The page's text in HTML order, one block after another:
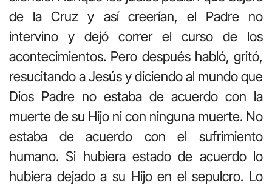
de la Cruz y así creerían, el Padre no
intervino y dejó correr el curso de los
acontecimientos. Pero después habló, gritó,
resucitando a Jesús y diciendo al mundo que
Dios Padre no estaba de acuerdo con la
muerte de su Hijo ni con ninguna muerte. No
estaba de acuerdo con el sufrimiento
humano. Si hubiera estado de acuerdo lo
hubiera dejado a su Hijo en el sepulcro. Lo